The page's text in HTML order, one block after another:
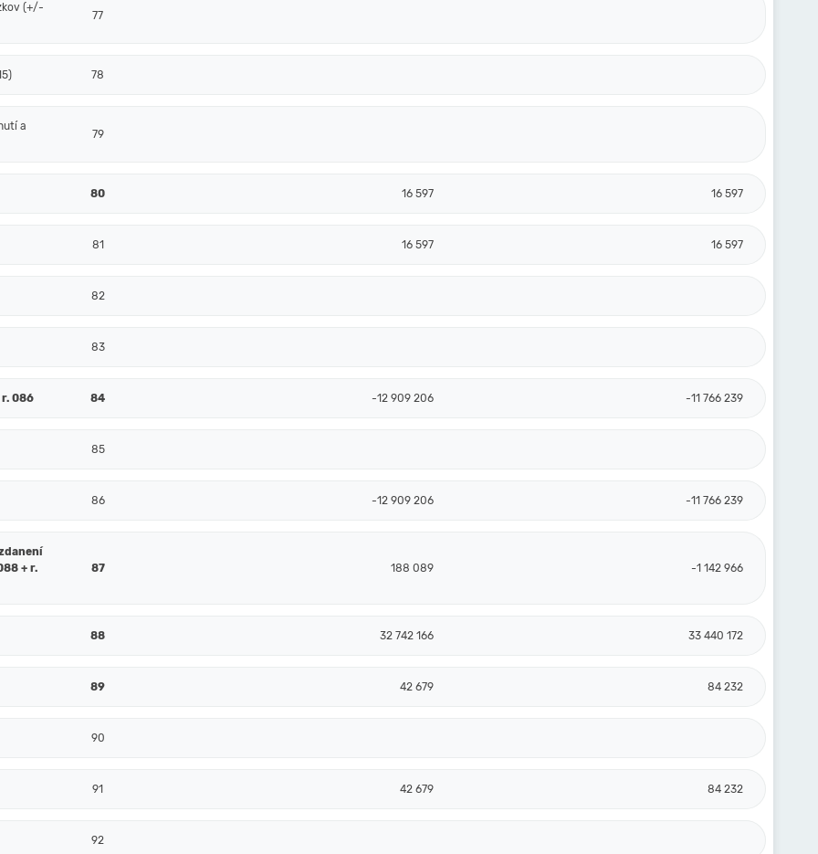
(+/-
77
78
a
79
80 16 597 16 597
81 16 597 16 597
82
83
086 84 -12 909 206 -11 766 239
85
86 -12 909 206 -11 766 239
+ r.
87 188 089 -1 142 966
88 32 742 166 33 440 172
89 42 679 84 232
90
91 42 679 84 232
92